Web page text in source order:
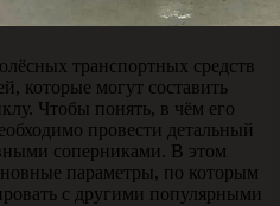
транспортных средств
которые могут составить
Чтобы понять, в чём его
провести детальный
соперниками. В этом
параметры, по которым
с другими популярными